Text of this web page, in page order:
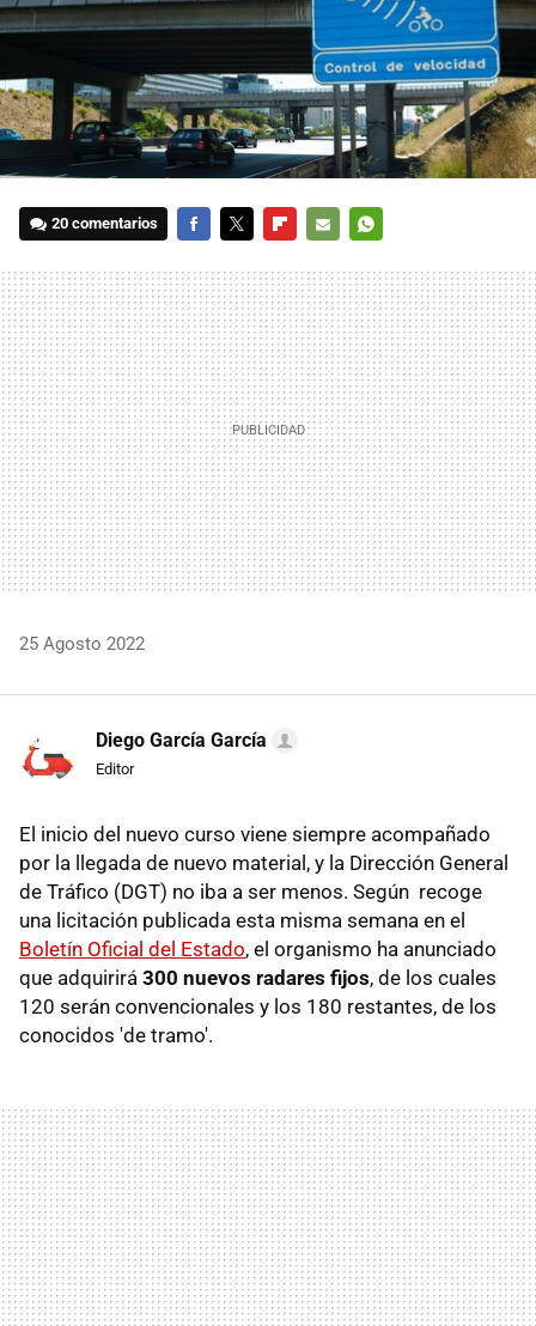
20 comentarios
MAIL
25 Agosto 2022
Diego García García
Editor
El inicio del nuevo curso viene siempre acompañado
por la llegada de nuevo material, y la Dirección General
de Tráfico (DGT) no iba a ser menos. Según recoge
una licitación publicada esta misma semana en el
Boletín Oficial del Estado, el organismo ha anunciado
que adquirirá 300 nuevos radares fijos, de los cuales
120 serán convencionales y los 180 restantes, de los
conocidos 'de tramo'.